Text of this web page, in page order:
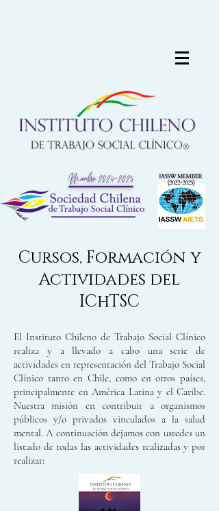
Cursos, Formación y
Actividades del
IChTSC
El Instituto Chileno de Trabajo Social Clínico
realiza y a llevado a cabo una serie de
actividades en representación del Trabajo Social
Clínico tanto en Chile, como en otros países,
principalmente en América Latina y el Caribe.
Nuestra misión en contribuir a organismos
públicos y/o privados vinculados a la salud
mental. A continuación dejamos con ustedes un
listado de todas las actividades realizadas y por
realizar: